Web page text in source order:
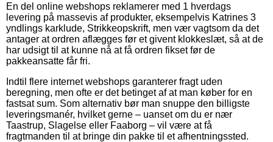
En del online webshops reklamerer med 1 hverdags
levering på massevis af produkter, eksempelvis Katrines 3
yndlings karklude, Strikkeopskrift, men vær vagtsom da det
antager at ordren aflægges før et givent klokkeslæt, så at de
har udsigt til at kunne nå at få ordren fikset før de
pakkeansatte får fri.
Indtil flere internet webshops garanterer fragt uden
beregning, men ofte er det betinget af at man køber for en
fastsat sum. Som alternativ bør man snuppe den billigste
leveringsmanér, hvilket gerne – uanset om du er nær
Taastrup, Slagelse eller Faaborg – vil være at få
fragtmanden til at bringe din pakke til et afhentningssted.